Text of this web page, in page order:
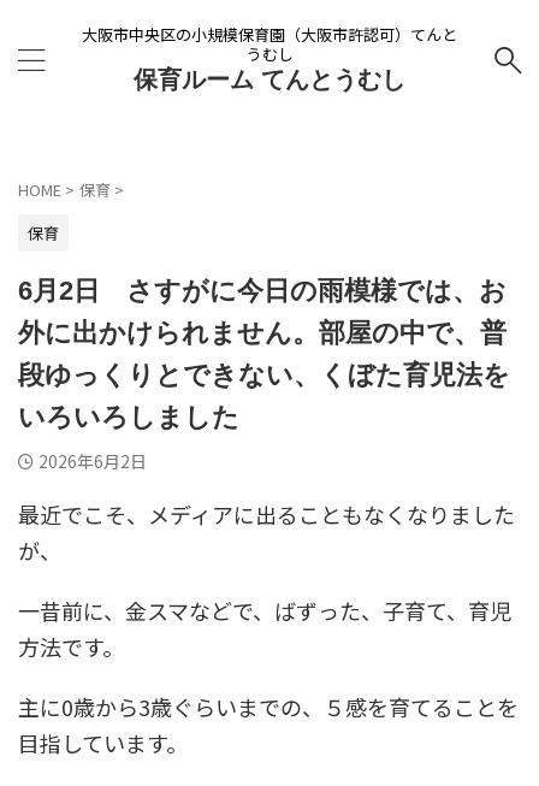
大阪市中央区の小規模保育園（大阪市許認可）てんと
うむし
保育ルーム てんとうむし
HOME > 保育 >
保育
6月2日 さすがに今日の雨模様では、お
外に出かけられません。部屋の中で、普
段ゆっくりとできない、くぼた育児法を
いろいろしました
2026年6月2日
最近でこそ、メディアに出ることもなくなりました
が、
一昔前に、金スマなどで、ばずった、子育て、育児
方法です。
主に0歳から3歳ぐらいまでの、５感を育てることを
目指しています。